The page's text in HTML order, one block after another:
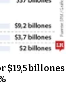
$19,5 billones